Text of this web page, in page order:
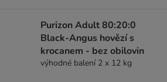
Purizon Adult 80:20:0
Black-Angus hovězí s
krocanem - bez obilovin
výhodné balení 2 x 12 kg